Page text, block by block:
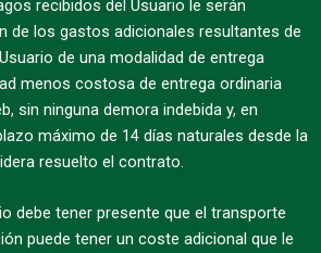
recibidos del Usuario le serán
de los gastos adicionales resultantes de
de una modalidad de entrega
menos costosa de entrega ordinaria
sin ninguna demora indebida y, en
máximo de 14 días naturales desde la
resuelto el contrato.
debe tener presente que el transporte
puede tener un coste adicional que le